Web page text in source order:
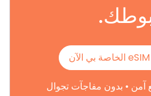
آمن • بدون مفاجآت تجوال